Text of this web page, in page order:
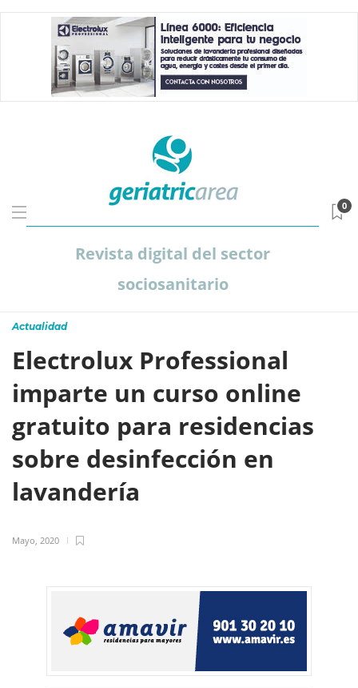
Revista digital del sector
sociosanitario
0
Actualidad
Electrolux Professional
imparte un curso online
gratuito para residencias
sobre desinfección en
lavandería
Mayo, 2020